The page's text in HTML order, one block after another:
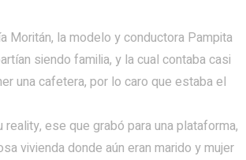
Moritán, la modelo y conductora Pampita
siendo familia, y la cual contaba casi
una cafetera, por lo caro que estaba el
ese que grabó para una plataforma,
vivienda donde aún eran marido y mujer